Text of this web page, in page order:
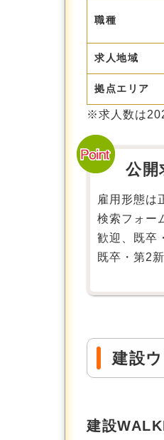
職種
求人地域
拠点エリア
※求人数は
公開
雇用形態は
検索フォー
歓迎、既卒
既卒・第2
建設
建設